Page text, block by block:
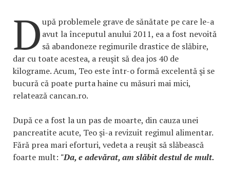
După problemele grave de sănătate pe care le-a
avut la începutul anului 2011, ea a fost nevoită
să abandoneze regimurile drastice de slăbire,
dar cu toate acestea, a reuşit să dea jos 40 de
kilograme. Acum, Teo este într-o formă excelentă şi se
bucură că poate purta haine cu măsuri mai mici,
relatează cancan.ro.
După ce a fost la un pas de moarte, din cauza unei
pancreatite acute, Teo şi-a revizuit regimul alimentar.
Fără prea mari eforturi, vedeta a reuşit să slăbească
foarte mult: "Da, e adevărat, am slăbit destul de mult.